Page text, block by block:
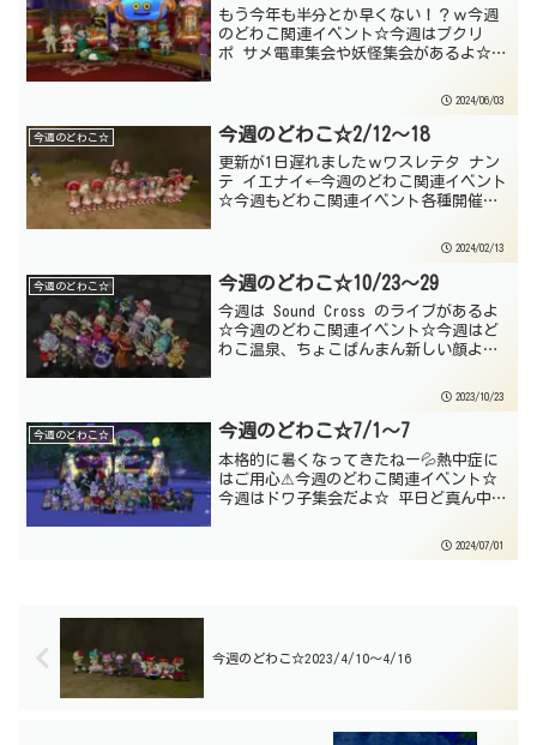
もう今年も半分とか早くない！？ｗ今週
のどわこ関連イベント☆今週はプクリ
ポ サメ電車集会や妖怪集会があるよ☆お
ントは、こちらから情報提供をお願いし
ます。締切：6/9(日)15時6月5日(水)雑
談系 青...
2024/06/03
今週のどわこ☆ 今週のどわこ☆2/12～18
更新が1日遅れましたｗワスレテタ ナン
テ イエナイ←今週のどわこ関連イベント
☆今週もどわこ関連イベント各種開催
は省略しますおねがい 来週2/19～26の
提供をお願い...
2024/02/13
今週のどわこ☆ 今週のどわこ☆10/23～29
今週は Sound Cross のライブがあるよ
☆今週のどわこ関連イベント☆今週はど
わこ温泉、ちょこぱんまん新しい顔よ！
☆おねがい 来週10/30～11/5のどわこ関
2023/10/23
今週のどわこ☆ 今週のどわこ☆7/1～7
本格的に暑くなってきたねー💦熱中症に
はご用心⚠今週のどわこ関連イベント☆
今週はドワ子集会だよ☆ 平日ど真ん中だ
お見逃しなく☆おねがい 来週7/8～14の
どわこ関連イベントは、こちらから情報
2024/07/01
今週のどわこ☆2023/4/10～4/16